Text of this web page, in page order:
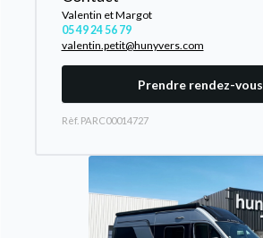
Valentin et Margot
05 49 24 56 79
valentin.petit@hunyvers.com
Prendre rendez-vous
Rèf. PARC00014727